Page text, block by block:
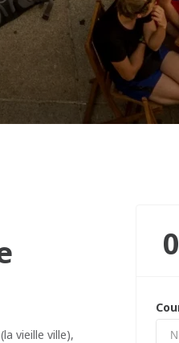
vieille ville),